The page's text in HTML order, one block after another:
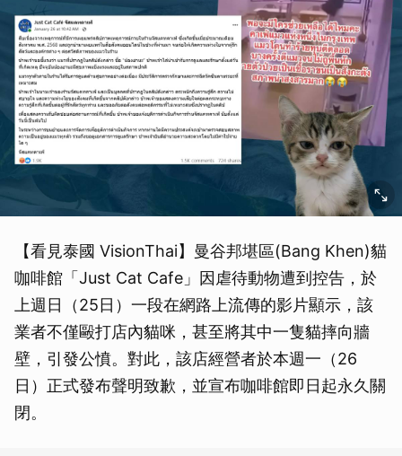
【看見泰國 VisionThai】曼谷邦堪區(Bang Khen)貓
咖啡館「Just Cat Cafe」因虐待動物遭到控告，於
上週日（25日）一段在網路上流傳的影片顯示，該
業者不僅毆打店內貓咪，甚至將其中一隻貓摔向牆
壁，引發公憤。對此，該店經營者於本週一（26
日）正式發布聲明致歉，並宣布咖啡館即日起永久關
閉。